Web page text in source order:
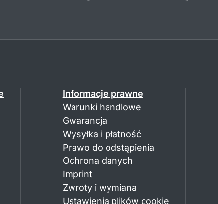
Informacje prawne
Warunki handlowe
Gwarancja
Wysyłka i płatność
Prawo do odstąpienia
Ochrona danych
Imprint
Zwroty i wymiana
Ustawienia plików cookie